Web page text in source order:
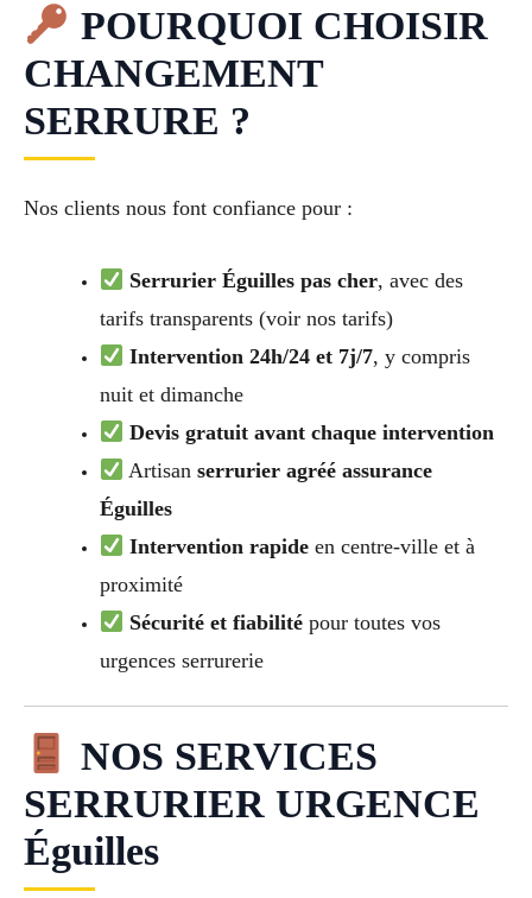
POURQUOI CHOISIR
CHANGEMENT
SERRURE ?
Nos clients nous font confiance pour :
Serrurier Éguilles pas cher, avec des
tarifs transparents (voir nos tarifs)
Intervention 24h/24 et 7j/7, y compris
nuit et dimanche
Devis gratuit avant chaque intervention
Artisanserrurier agréé assurance
Éguilles
Intervention rapide en centre-ville et à
proximité
Sécurité et fiabilité pour toutes vos
urgences serrurerie
NOS SERVICES
SERRURIER URGENCE
Éguilles